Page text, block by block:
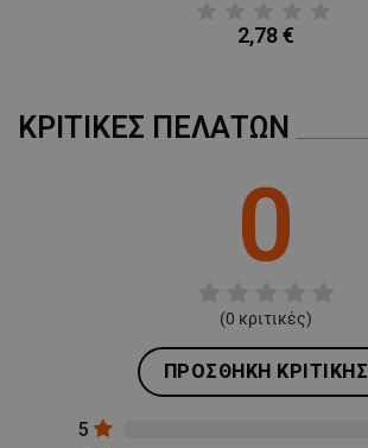
2,78 €
ΚΡΙΤΙΚΈΣ ΠΕΛΑΤΏΝ
0
(0 κριτικές)
ΠΡΟΣΘΉΚΗ ΚΡΙΤΙΚΉΣ
5